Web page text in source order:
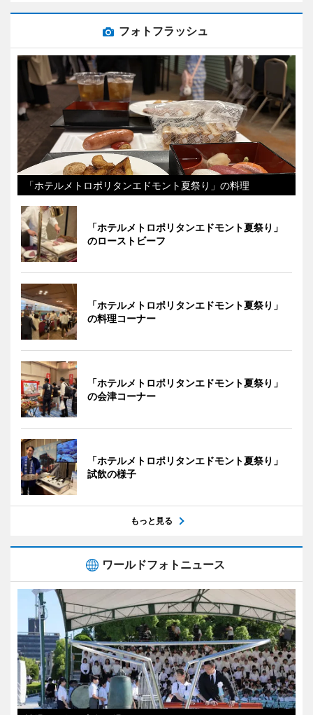
フォトフラッシュ
「ホテルメトロポリタンエドモント夏祭り」の料理
「ホテルメトロポリタンエドモント夏祭り」
のローストビーフ
「ホテルメトロポリタンエドモント夏祭り」
の料理コーナー
「ホテルメトロポリタンエドモント夏祭り」
の会津コーナー
「ホテルメトロポリタンエドモント夏祭り」
試飲の様子
もっと見る
ワールドフォトニュース